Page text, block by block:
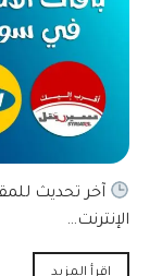
الإنترنت…
اقرأ المزيد